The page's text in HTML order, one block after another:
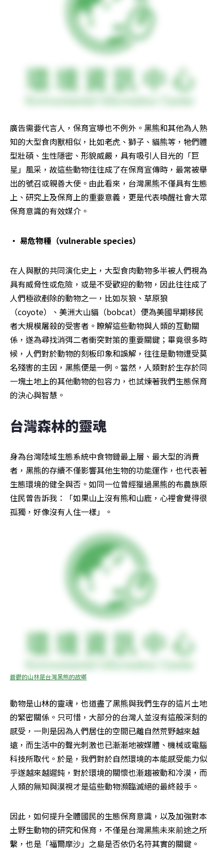
廣告需要代言人，保育宣導也不例外。黑熊和其他為人熟
知的大型食肉獸相似，比如老虎、獅子、貓熊等，牠們體
型壯碩、生性隱密、形貌威嚴，具有吸引人目光的「巨
星」風采，故這些動物往往成了在保育宣傳時，最常被舉
出的號召或親善大使。由此看來，台灣黑熊不僅具有生態
上、研究上及保育上的重要意義，更是代表喚醒社會大眾
保育意識的有效媒介。
• 易危物種（vulnerable species）
在人與獸的共同演化史上，大型食肉動物多半被人們視為
具有威脅性或危險，或是不受歡迎的動物，因此往往成了
人們極欲剷除的動物之一，比如灰狼、草原狼
（coyote）、美洲大山貓（bobcat）便為美國早期移民
者大規模屠殺的受害者。瞭解這些動物與人類的互動關
係，遂為尋找消弭二者衝突對策的重要關鍵；畢竟很多時
候，人們對於動物的刻板印象和誤解，往往是動物遭受莫
名殘害的主因，黑熊便是一例。當然，人類對於生存於同
一塊土地上的其他動物的包容力，也試煉著我們生態保育
的決心與智慧。
台灣森林的靈魂
身為台灣陸域生態系統中食物鏈最上層、最大型的消費
者，黑熊的存續不僅影響其他生物的功能運作，也代表著
生態環境的健全與否。如同一位曾經獵過黑熊的布農族原
住民曾告訴我：「如果山上沒有熊和山鹿，心裡會覺得很
孤獨，好像沒有人住一樣」。
蒼鬱的山林是台灣黑熊的故鄉
動物是山林的靈魂，也道盡了黑熊與我們生存的這片土地
的緊密關係。只可惜，大部分的台灣人並沒有這般深刻的
感受，一則是因為人們居住的空間已離自然荒野越來越
遠，而生活中的聲光刺激也已漸漸地被媒體、機械或電腦
科技所取代。於是，我們對於自然環境的本能感受能力似
乎遂越來越遲鈍，對於環境的關懷也漸趨被動和冷漠，而
人類的無知與漠視才是這些動物瀕臨滅絕的最終殺手。
因此，如何提升全體國民的生態保育意識，以及加強對本
土野生動物的研究和保育，不僅是台灣黑熊未來前途之所
繫，也是「福爾摩沙」之島是否依仍名符其實的關鍵。